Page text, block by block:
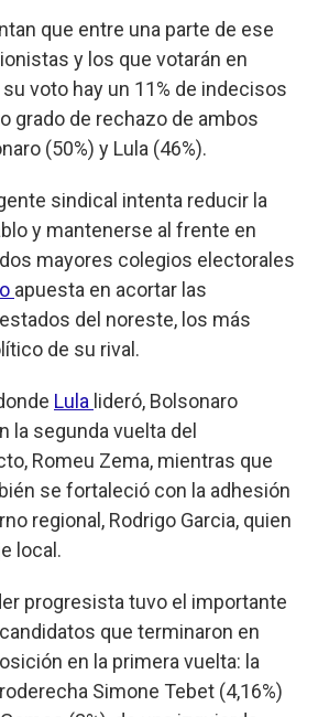
que entre una parte de ese
y los que votarán en
voto hay un 11% de indecisos
grado de rechazo de ambos
(50%) y Lula (46%).
sindical intenta reducir la
y mantenerse al frente en
mayores colegios electorales
apuesta en acortar las
del noreste, los más
de su rival.
Lula lideró, Bolsonaro
la segunda vuelta del
Romeu Zema, mientras que
se fortaleció con la adhesión
regional, Rodrigo Garcia, quien
local.
progresista tuvo el importante
que terminaron en
en la primera vuelta: la
Simone Tebet (4,16%)